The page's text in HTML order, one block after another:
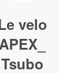
velo
Tsubo